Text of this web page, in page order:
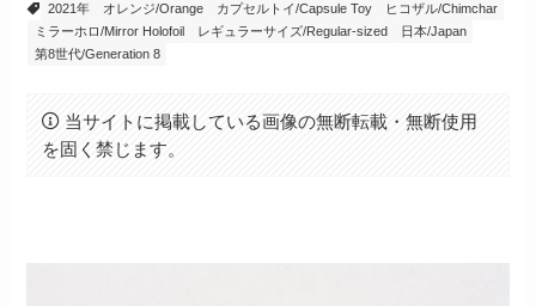
2021年
オレンジ/Orange カプセルトイ/Capsule Toy
ヒコザル/Chimchar
ミラーホロ/Mirror Holofoil
レギュラーサイズ/Regular-sized
日本/Japan
第8世代/Generation 8
当サイトに掲載している画像の無断転載・無断使用
を固く禁じます。